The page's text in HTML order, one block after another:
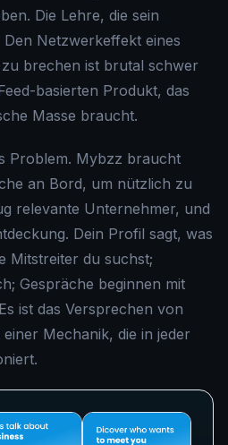
Die Lehre, die sein
Netzwerkeffekt eines
brechen ist brutal schwer
basierten Produkt, das
Masse braucht.
Problem. Mybzz braucht
an Bord, um nützlich zu
relevante Unternehmer, und
Dein Profil sagt, was
Mitstreiter du suchst;
Gespräche beginnen mit
ist das Versprechen von
Mechanik, die in jeder